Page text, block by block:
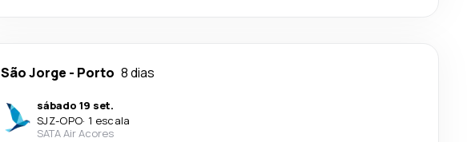
São Jorge - Porto 8 dias
sábado 19 set.
SJZ-OPO· 1 escala
SATA Air Acores